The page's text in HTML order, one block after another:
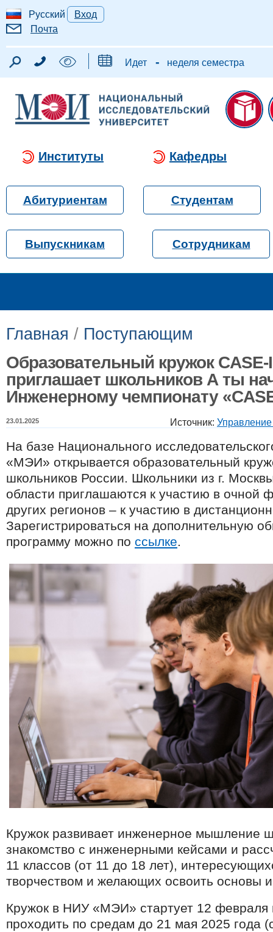
Русский
Вход
Почта
Идет - неделя семестра
Институты Кафедры
Абитуриентам Студентам
Выпускникам Сотрудникам
Главная / Поступающим
Образовательный кружок
приглашает школьников А ты
Инженерному чемпионату
23.01.2025 Источник:
На базе Национального
«МЭИ» открывается образовательный
школьников России. Школьники из г.
области приглашаются к участию в очной
других регионов – к участию в
Зарегистрироваться на дополнительную
программу можно по ссылке.
Кружок развивает инженерное мышление
знакомство с инженерными кейсами и
11 классов (от 11 до 18 лет),
творчеством и желающих освоить основы
Кружок в НИУ «МЭИ» стартует 12 февраля
проходить по средам до 21 мая 2025 года